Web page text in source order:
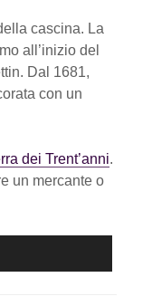
cascina. La
all’inizio del
Dal 1681,
con un
dei Trent’anni.
un mercante o